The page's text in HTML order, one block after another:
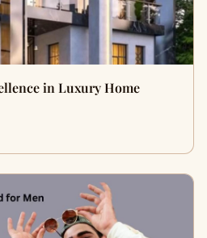
in Luxury Home